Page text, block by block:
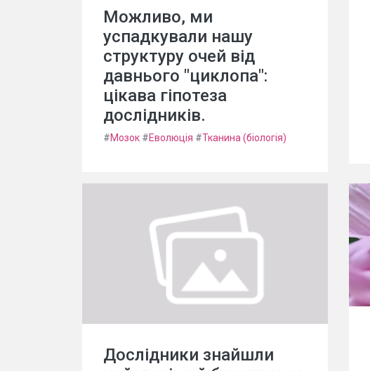
Можливо, ми
успадкували нашу
структуру очей від
давнього "циклопа":
цікава гіпотеза
дослідників.
#Мозок #Еволюція #Тканина (біологія)
Дослідники знайшли